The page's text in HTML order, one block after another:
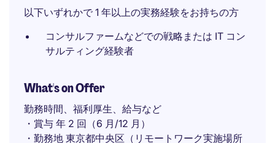
以下いずれかで 1 年以上の実務経験をお持ちの方
コンサルファームなどでの戦略または IT コン
サルティング経験者
What's on Offer
勤務時間、福利厚生、給与など
・賞与 年 2 回（6 月/12 月）
・勤務地 東京都中央区（リモートワーク実施場所